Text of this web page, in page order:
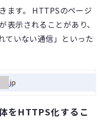
ます。 HTTPSのページ
表示されることがあり、
ていない通信」といった
をHTTPS化するこ